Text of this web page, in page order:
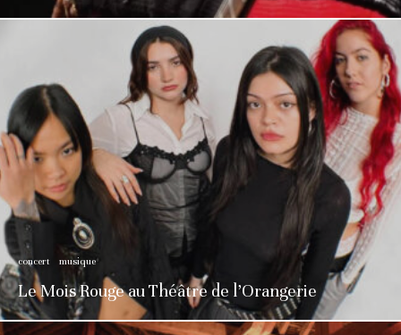
concert musique
Le Mois Rouge au Théâtre de l’Orangerie